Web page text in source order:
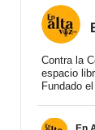
Contra la
espacio
Fundado